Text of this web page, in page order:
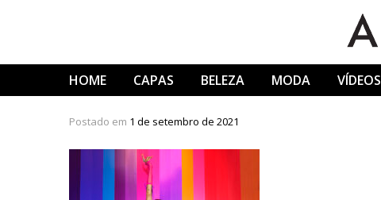
HOME CAPAS BELEZA MODA VÍDEOS
Postado em 1 de setembro de 2021